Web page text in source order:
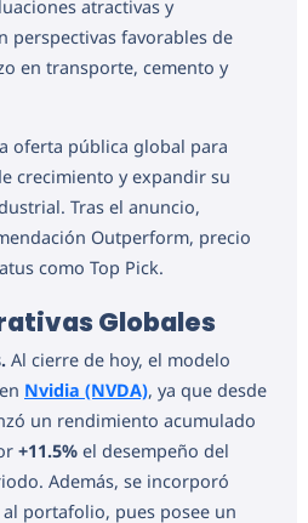
atractivas y
perspectivas favorables de
en transporte, cemento y
oferta pública global para
crecimiento y expandir su
Tras el anuncio,
Outperform, precio
como Top Pick.
Globales
Al cierre de hoy, el modelo
Nvidia (NVDA), ya que desde
un rendimiento acumulado
+11.5% el desempeño del
Además, se incorporó
al portafolio, pues posee un